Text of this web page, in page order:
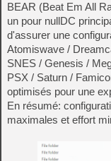
BEAR (Beat Em All
un pour nullDC
d'assurer une
Atomiswave /
SNES / Genesis /
PSX / Saturn /
optimisés pour une
En résumé:
maximales et effort